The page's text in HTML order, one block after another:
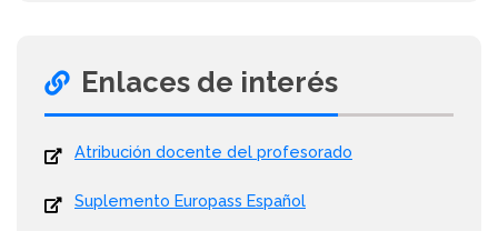
Enlaces de interés
Atribución docente del profesorado
Suplemento Europass Español